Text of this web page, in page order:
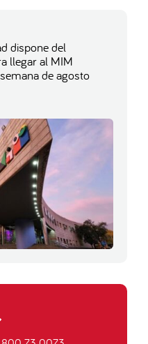
dispone del
llegar al MIM
de agosto